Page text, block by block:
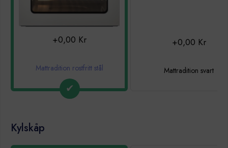
Mattradition rostfritt stål
+0,00 Kr
Mattradition svart
+0,00 Kr
Kylskåp